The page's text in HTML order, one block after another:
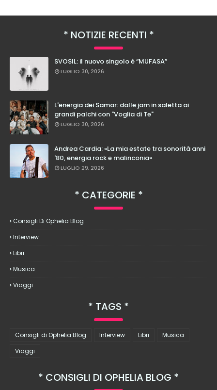
NOTIZIE RECENTI
SVOSIL: il nuovo singolo è “MUFASA”
LUGLIO 30, 2026
L'energia dei Samar: dalle jam in saletta ai
grandi palchi con "Voglia di Te"
LUGLIO 30, 2026
Andrea Cardia: «La mia estate tra sonorità anni
'80, energia rock e malinconia»
LUGLIO 29, 2026
CATEGORIE
Consigli Di Ophelia Blog
Interview
Libri
Musica
Viaggi
TAGS
Consigli di Ophelia Blog Interview Libri
Musica
Viaggi
CONSIGLI DI OPHELIA BLOG